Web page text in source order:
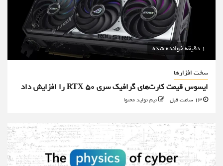
1 دقیقه خوانده شده
سخت افزارها
ایسوس قیمت کارت‌های گرافیک سری RTX 50 را افزایش داد
تیم تولید محتوا